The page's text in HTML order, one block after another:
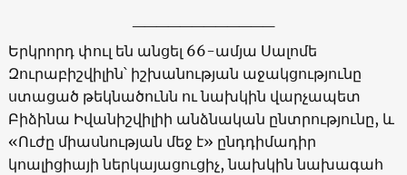
Երկրորդ փուլ են անցել 66-ամյա Սալոմե
Զուրաբիշվիլին՝ իշխանության աջակցությունը
ստացած թեկնածունն ու նախկին վարչապետ
Բիձինա Իվանիշվիլիի անձնական ընտրությունը, և
«Ուժը միասնության մեջ է» ընդդիմադիր
կոալիցիայի ներկայացուցիչ, նախկին նախագահ